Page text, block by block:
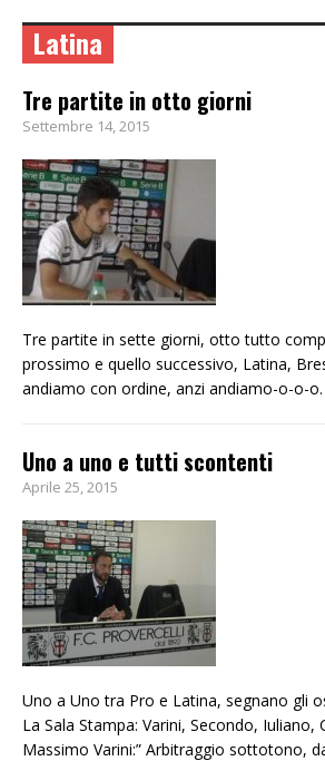
Latina
Tre partite in otto giorni
Settembre 14, 2015
Tre partite in sette giorni, otto tutto
prossimo e quello successivo, Latina,
andiamo con ordine, anzi andiamo-o-o-
Uno a uno e tutti scontenti
Aprile 25, 2015
Uno a Uno tra Pro e Latina, segnano gli
La Sala Stampa: Varini, Secondo, Iuliano,
Massimo Varini:” Arbitraggio sottotono,